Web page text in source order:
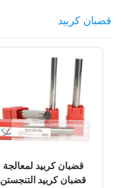
قضبان كربيد
قضبان كربيد لمعالجة
قضبان كربيد التنجستن